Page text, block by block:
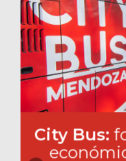
City Bus: